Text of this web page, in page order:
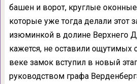
башен и ворот, круглые
которые уже тогда делали этот
изюминкой в долине Верхнего
кажется, не оставили ощутимых
веке замок вступил в новый
руководством графа